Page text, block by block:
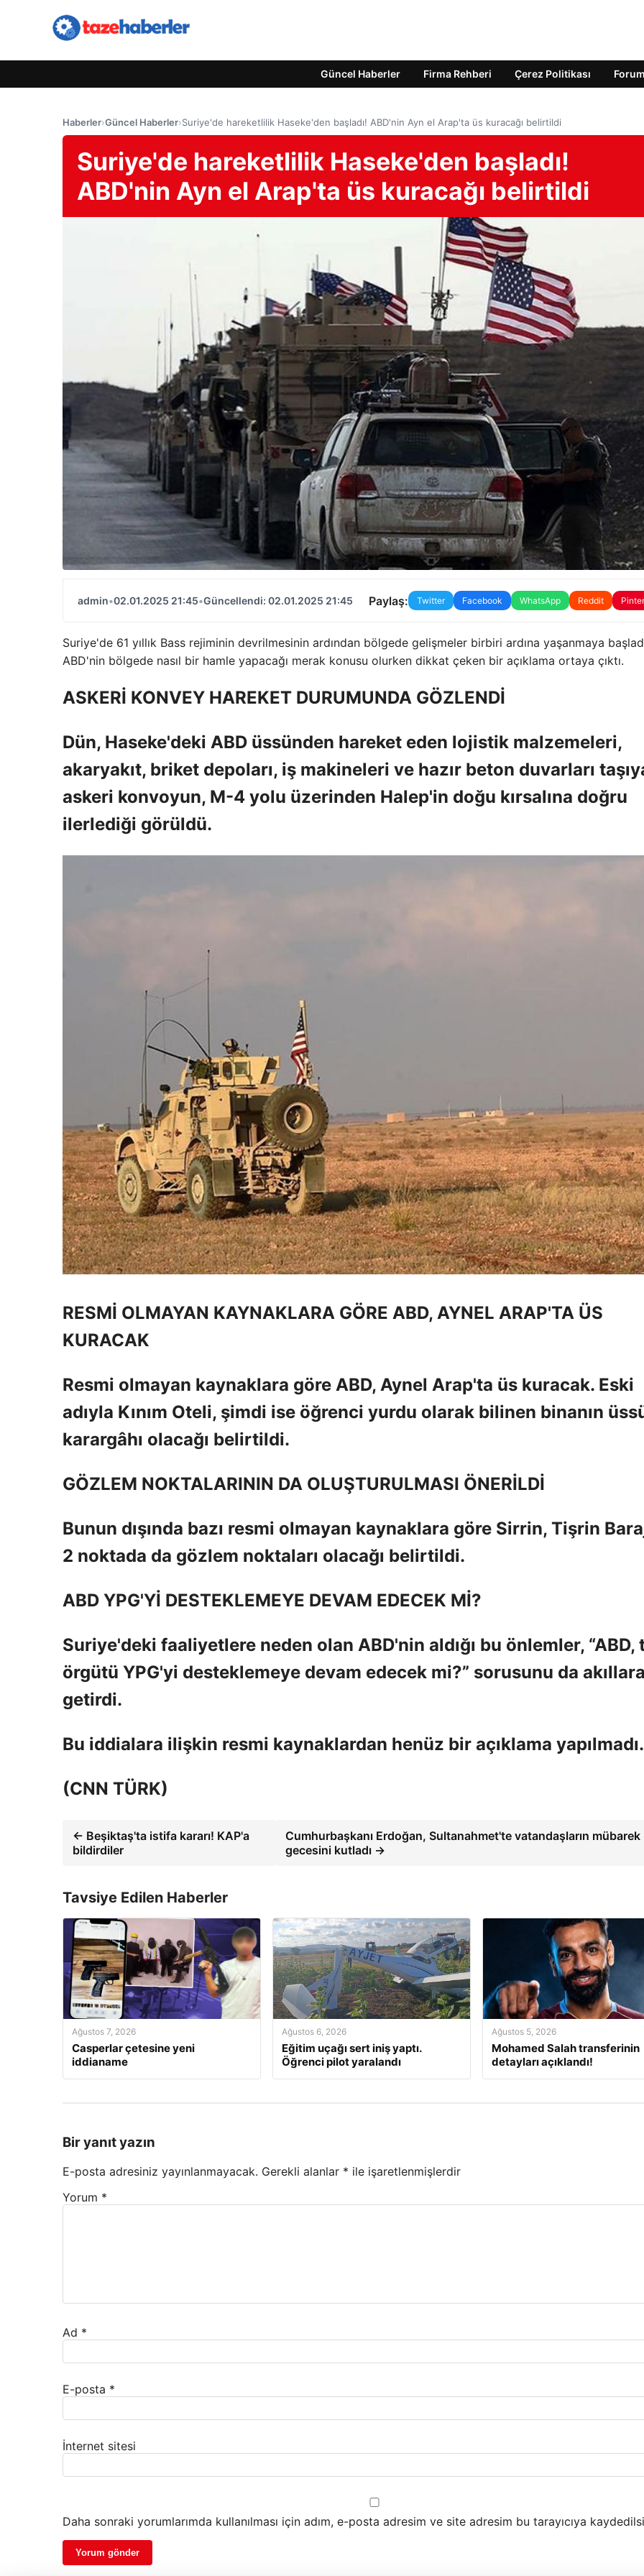
Güncel Haberler Firma Rehberi Çerez Politikası Forum
Haberler›Güncel Haberler›Suriye'de hareketlilik Haseke'den başladı! ABD'nin Ayn el Arap'ta üs kuracağı belirtildi
Suriye'de hareketlilik Haseke'den başladı!
ABD'nin Ayn el Arap'ta üs kuracağı belirtildi
admin•02.01.2025 21:45•Güncellendi: 02.01.2025 21:45 Paylaş: Twitter Facebook WhatsApp Reddit
Suriye'de 61 yıllık Bass rejiminin devrilmesinin ardından bölgede gelişmeler birbiri ardına yaşanmaya
ABD'nin bölgede nasıl bir hamle yapacağı merak konusu olurken dikkat çeken bir açıklama ortaya çıktı.
ASKERİ KONVEY HAREKET DURUMUNDA GÖZLENDİ
Dün, Haseke'deki ABD üssünden hareket eden lojistik malzemeleri,
akaryakıt, briket depoları, iş makineleri ve hazır beton duvarları
askeri konvoyun, M-4 yolu üzerinden Halep'in doğu kırsalına doğru
ilerlediği görüldü.
RESMİ OLMAYAN KAYNAKLARA GÖRE ABD, AYNEL ARAP'TA ÜS
KURACAK
Resmi olmayan kaynaklara göre ABD, Aynel Arap'ta üs kuracak. Eski
adıyla Kınım Oteli, şimdi ise öğrenci yurdu olarak bilinen binanın
karargâhı olacağı belirtildi.
GÖZLEM NOKTALARININ DA OLUŞTURULMASI ÖNERİLDİ
Bunun dışında bazı resmi olmayan kaynaklara göre Sirrin, Tişrin
2 noktada da gözlem noktaları olacağı belirtildi.
ABD YPG'Yİ DESTEKLEMEYE DEVAM EDECEK Mİ?
Suriye'deki faaliyetlere neden olan ABD'nin aldığı bu önlemler, “ABD,
örgütü YPG'yi desteklemeye devam edecek mi?” sorusunu da akıllara
getirdi.
Bu iddialara ilişkin resmi kaynaklardan henüz bir açıklama yapılmadı.
(CNN TÜRK)
← Beşiktaş'ta istifa kararı! KAP'a
bildirdiler
Cumhurbaşkanı Erdoğan, Sultanahmet'te vatandaşların mübarek
gecesini kutladı →
Tavsiye Edilen Haberler
Ağustos 7, 2026
Casperlar çetesine yeni
iddianame
Ağustos 6, 2026
Eğitim uçağı sert iniş yaptı.
Öğrenci pilot yaralandı
Ağustos 5, 2026
Mohamed Salah transferinin
detayları açıklandı!
Bir yanıt yazın
E-posta adresiniz yayınlanmayacak. Gerekli alanlar * ile işaretlenmişlerdir
Yorum *
Ad *
E-posta *
İnternet sitesi
Daha sonraki yorumlarımda kullanılması için adım, e-posta adresim ve site adresim bu tarayıcıya